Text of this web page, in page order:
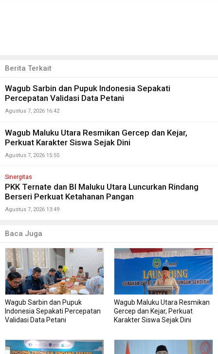
Berita Terkait
Wagub Sarbin dan Pupuk Indonesia Sepakati
Percepatan Validasi Data Petani
Agustus 7, 2026 16:42
Wagub Maluku Utara Resmikan Gercep dan Kejar,
Perkuat Karakter Siswa Sejak Dini
Agustus 7, 2026 15:55
Sinergitas
PKK Ternate dan BI Maluku Utara Luncurkan Rindang
Berseri Perkuat Ketahanan Pangan
Agustus 7, 2026 13:49
Baca Juga
Wagub Sarbin dan Pupuk
Indonesia Sepakati Percepatan
Validasi Data Petani
Wagub Maluku Utara Resmikan
Gercep dan Kejar, Perkuat
Karakter Siswa Sejak Dini